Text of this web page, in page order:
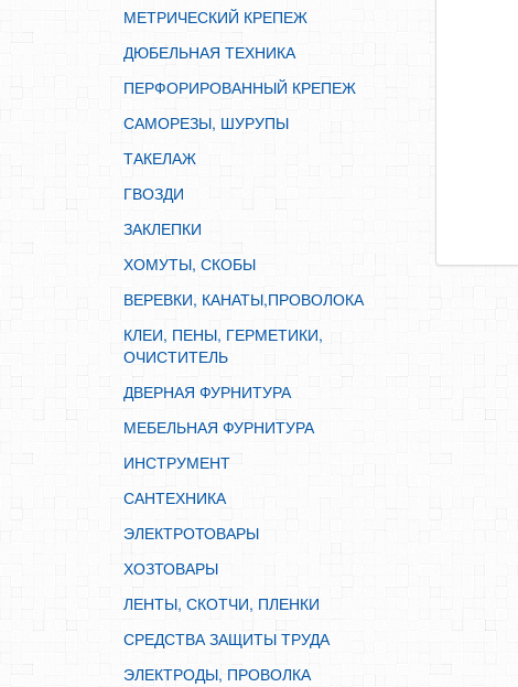
ХОМУТЫ, СКОБЫ
ВЕРЕВКИ, КАНАТЫ,ПРОВОЛОКА
КЛЕИ, ПЕНЫ, ГЕРМЕТИКИ, ОЧИСТИТЕЛЬ
ДВЕРНАЯ ФУРНИТУРА
МЕБЕЛЬНАЯ ФУРНИТУРА
ИНСТРУМЕНТ
САНТЕХНИКА
ЭЛЕКТРОТОВАРЫ
ХОЗТОВАРЫ
ЛЕНТЫ, СКОТЧИ, ПЛЕНКИ
СРЕДСТВА ЗАЩИТЫ ТРУДА
ЭЛЕКТРОДЫ, ПРОВОЛКА
МЕТРИЧЕСКИЙ КРЕПЕЖ
ДЮБЕЛЬНАЯ ТЕХНИКА
ПЕРФОРИРОВАННЫЙ КРЕПЕЖ
САМОРЕЗЫ, ШУРУПЫ
ТАКЕЛАЖ
ГВОЗДИ
ЗАКЛЕПКИ
ХОМУТЫ, СКОБЫ
ВЕРЕВКИ, КАНАТЫ,ПРОВОЛОКА
КЛЕИ, ПЕНЫ, ГЕРМЕТИКИ,
ОЧИСТИТЕЛЬ
ДВЕРНАЯ ФУРНИТУРА
МЕБЕЛЬНАЯ ФУРНИТУРА
ИНСТРУМЕНТ
САНТЕХНИКА
ЭЛЕКТРОТОВАРЫ
ХОЗТОВАРЫ
ЛЕНТЫ, СКОТЧИ, ПЛЕНКИ
СРЕДСТВА ЗАЩИТЫ ТРУДА
ЭЛЕКТРОДЫ, ПРОВОЛКА